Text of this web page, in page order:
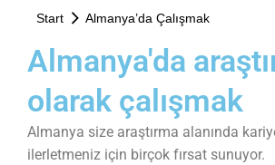
Sie befinden sich hier:
Start Almanya’da Çalışmak
Almanya'da
olarak çalışmak
Almanya size araştırma alanında
ilerletmeniz için birçok fırsat sunuyor.